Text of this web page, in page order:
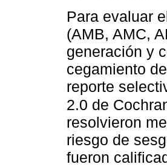
Para evaluar
(AMB, AMC,
generación y
cegamiento
reporte
2.0 de
resolvieron
riesgo de
fueron